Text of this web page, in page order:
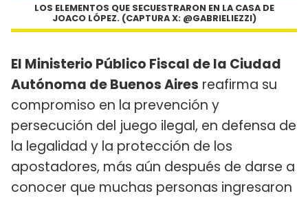
LOS ELEMENTOS QUE SECUESTRARON EN LA CASA DE
JOACO LÓPEZ. (CAPTURA X: @GABRIELIEZZI)
El Ministerio Público Fiscal de la Ciudad
Autónoma de Buenos Aires reafirma su
compromiso en la prevención y
persecución del juego ilegal, en defensa de
la legalidad y la protección de los
apostadores, más aún después de darse a
conocer que muchas personas ingresaron